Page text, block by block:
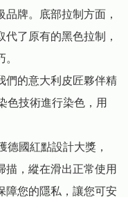
牌。底部拉制方面，
了原有的黑色拉制，
們的意大利皮匠夥伴精
色技術進行染色，用
國紅點設計大獎，
描，縱在滑出正常使用
障您的隱私，讓您可安